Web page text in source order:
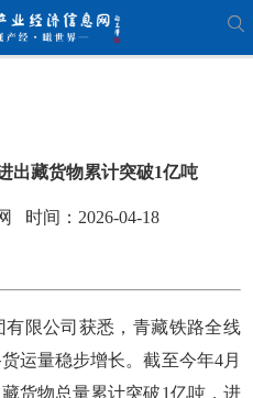
出藏货物累计突破1亿吨
时间：2026-04-18
限公司获悉，青藏铁路全线
运量稳步增长。截至今年4月
货物总量累计突破1亿吨，进